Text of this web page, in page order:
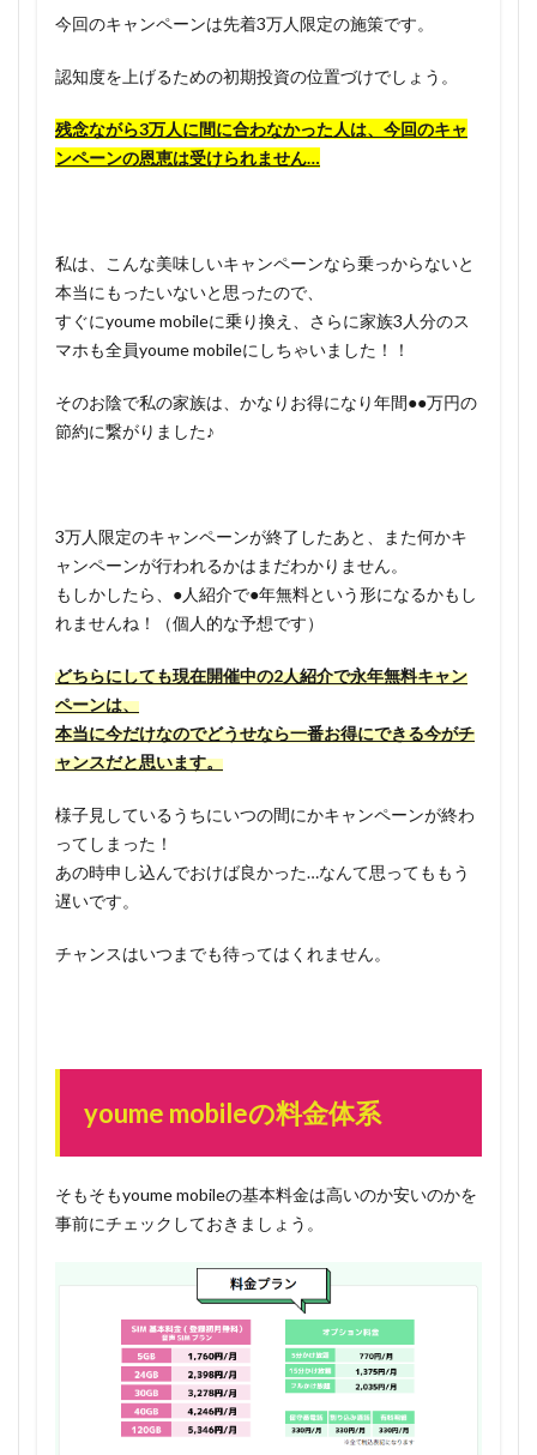
今回のキャンペーンは先着3万人限定の施策です。
認知度を上げるための初期投資の位置づけでしょう。
残念ながら3万人に間に合わなかった人は、今回のキャ
ンペーンの恩恵は受けられません…
私は、こんな美味しいキャンペーンなら乗っからないと
本当にもったいないと思ったので、
すぐにyoume mobileに乗り換え、さらに家族3人分のス
マホも全員youme mobileにしちゃいました！！
そのお陰で私の家族は、かなりお得になり年間●●万円の
節約に繋がりました♪
3万人限定のキャンペーンが終了したあと、また何かキ
ャンペーンが行われるかはまだわかりません。
もしかしたら、●人紹介で●年無料という形になるかもし
れませんね！（個人的な予想です）
どちらにしても現在開催中の2人紹介で永年無料キャン
ペーンは、
本当に今だけなのでどうせなら一番お得にできる今がチ
ャンスだと思います。
様子見しているうちにいつの間にかキャンペーンが終わ
ってしまった！
あの時申し込んでおけば良かった…なんて思ってももう
遅いです。
チャンスはいつまでも待ってはくれません。
youme mobileの料金体系
そもそもyoume mobileの基本料金は高いのか安いのかを
事前にチェックしておきましょう。